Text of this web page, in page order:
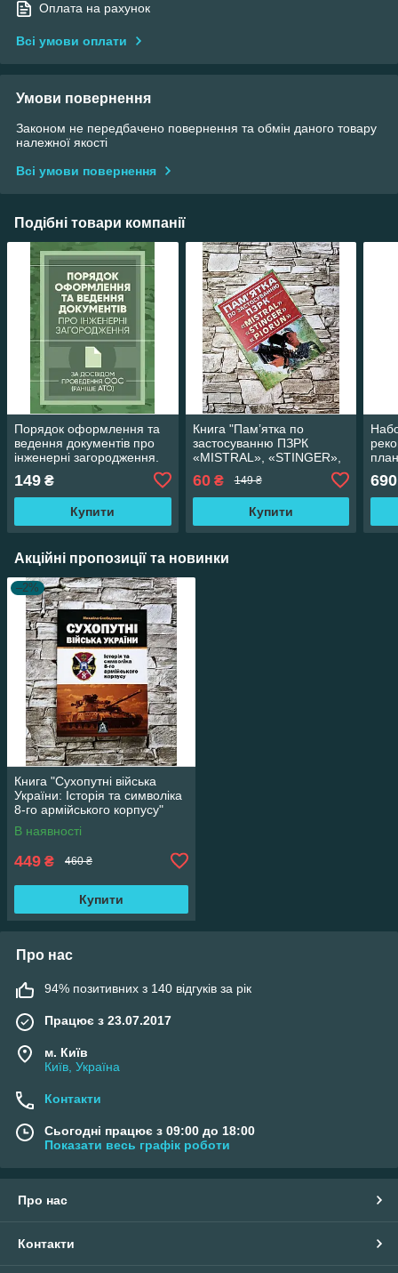
Оплата на рахунок
Всі умови оплати
Умови повернення
Законом не передбачено повернення та обмін даного товару
належної якості
Всі умови повернення
Подібні товари компанії
Порядок оформлення та
ведення документів про
інженерні загородження.
За досвідом проведення
ООС (раніше АТО)
149 ₴
Купити
Книга "Пам’ятка по
застосуванню ПЗРК
«MISTRAL», «STINGER»,
60₴ 149 ₴
Купити
690
Акційні пропозиції та новинки
–2%
Книга "Сухопутні війська
України: Історія та символіка
8-го армійського корпусу"
Михайло Слободянюк
В наявності
449 ₴ 460 ₴
Купити
Про нас
94% позитивних з 140 відгуків за рік
Працює з 23.07.2017
м. Київ
Київ, Україна
Контакти
Сьогодні працює з 09:00 до 18:00
Показати весь графік роботи
Про нас
Контакти